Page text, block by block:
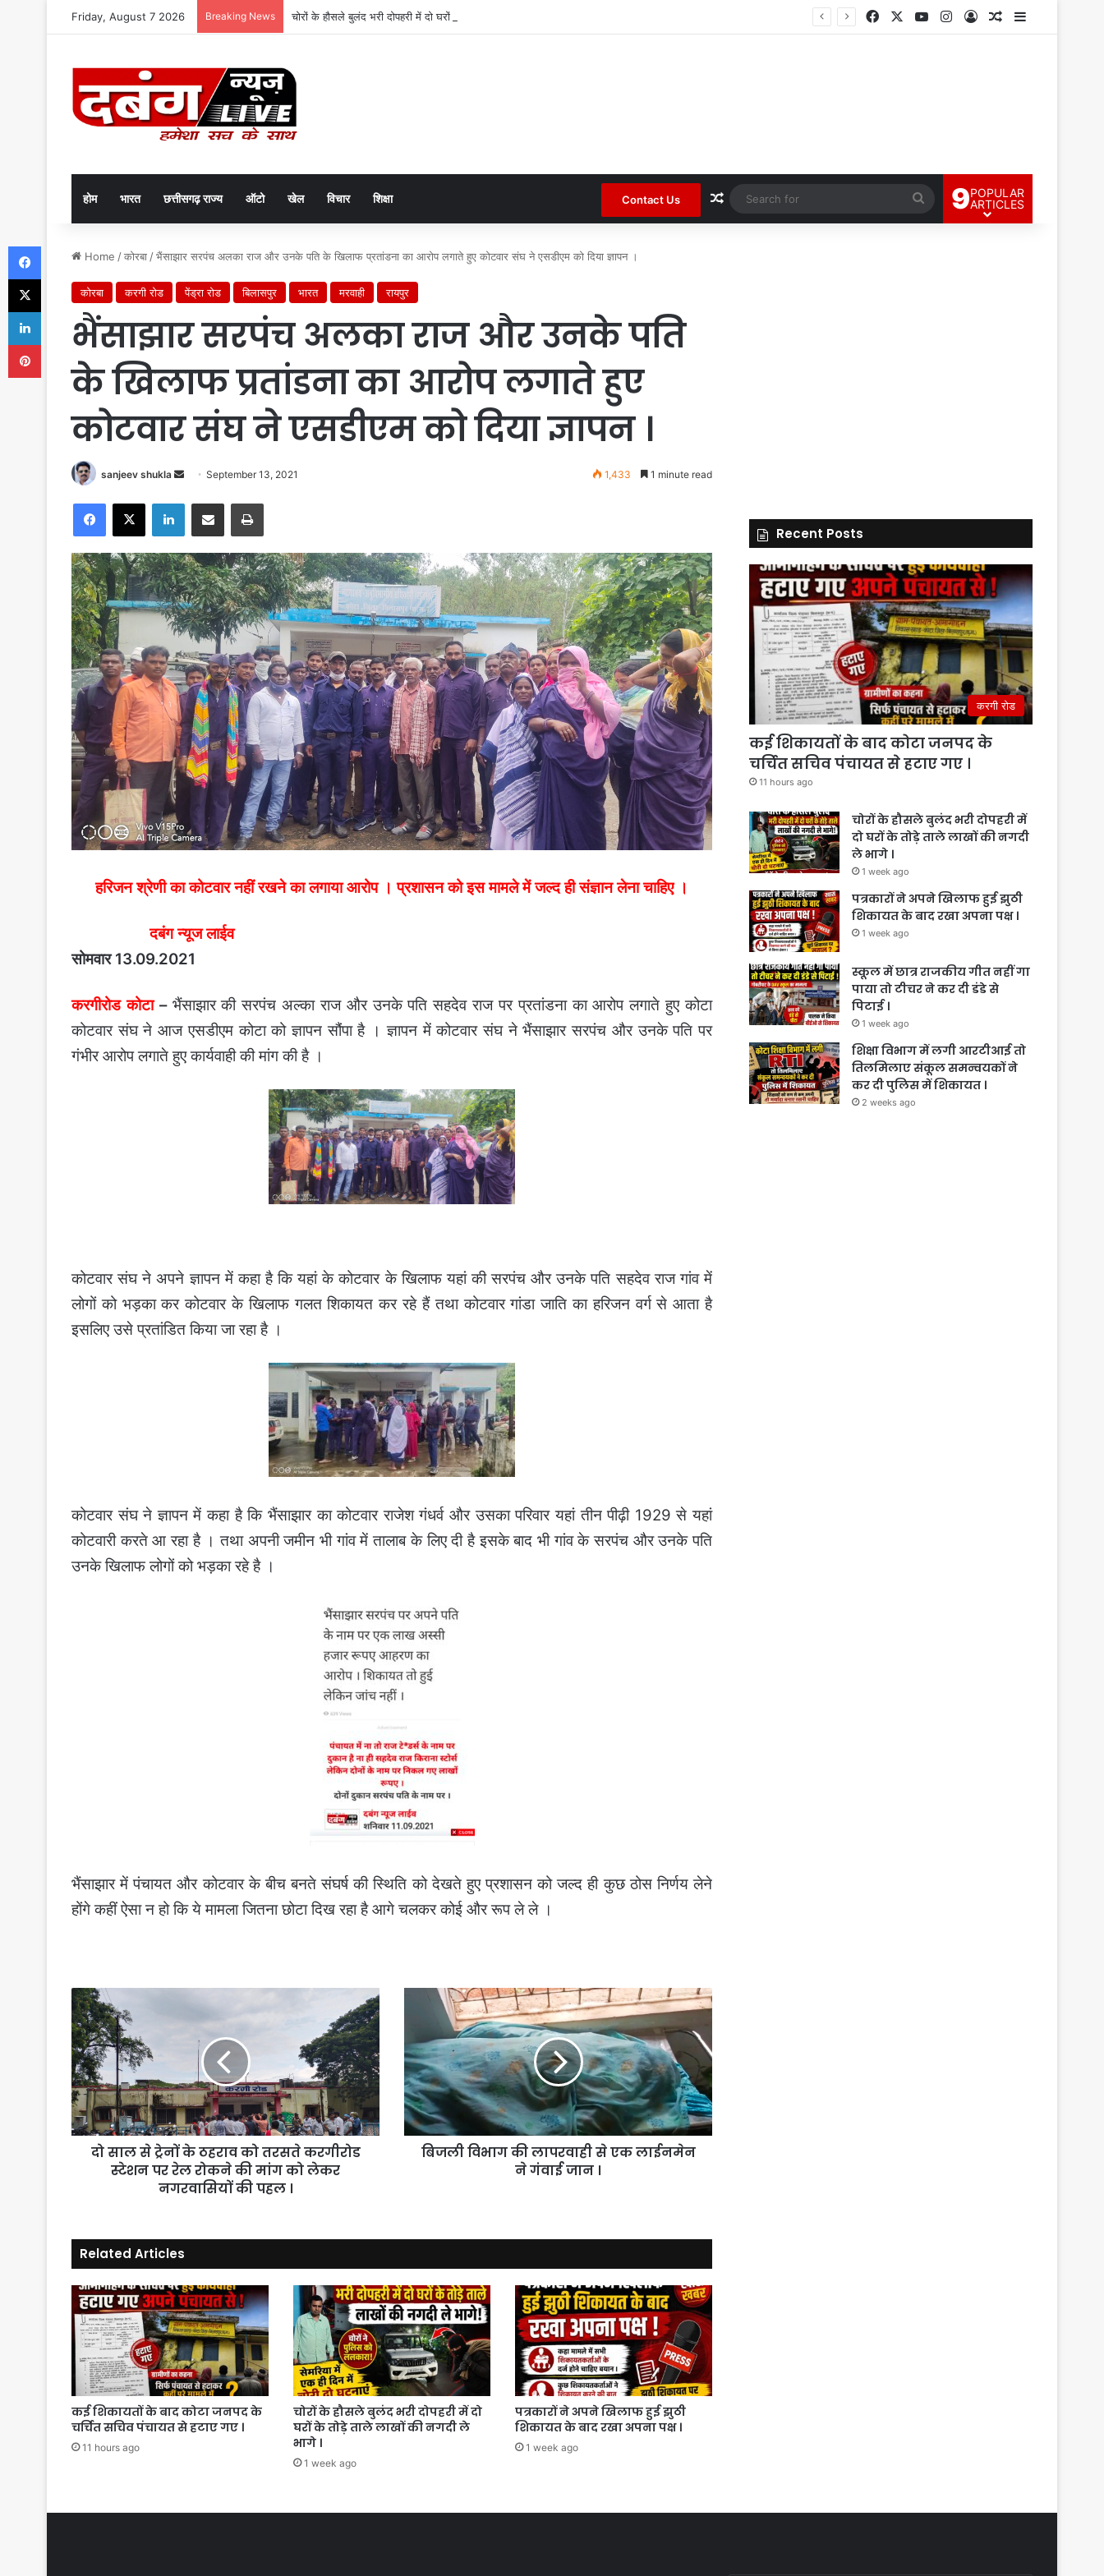
Friday, August 7 2026 Breaking News चोरों के हौसले बुलंद भरी दोपहरी में दो घरों के तोड़े ताले लाखों की नगदी ले भागे । FacebookYouTubeInstagram
Log InRandom Article
Sidebar
होम भारत छत्तीसगढ़ राज्य ऑटो खेल विचार शिक्षा Contact Us Random Article
Search
for
9POPULAR
ARTICLES
Home /कोरबा /भैंसाझार सरपंच अलका राज और उनके पति के खिलाफ प्रतांडना का आरोप लगाते हुए कोटवार संघ ने एसडीएम को दिया ज्ञापन ।
कोरबा करगी रोड पेंड्रा रोड बिलासपुर भारत मरवाही रायपुर
भैंसाझार सरपंच अलका राज और उनके पति
के खिलाफ प्रतांडना का आरोप लगाते हुए
कोटवार संघ ने एसडीएम को दिया ज्ञापन ।
sanjeev shukla
Send
email
September 13, 2021 1,433 1 minute read
Facebook
X LinkedInShare via Email Print
हरिजन श्रेणी का कोटवार नहीं रखने का लगाया आरोप । प्रशासन को इस मामले में जल्द ही संज्ञान लेना चाहिए ।
दबंग न्यूज लाईव
सोमवार 13.09.2021
करगीरोड कोटा–भैंसाझार की सरपंच अल्का राज और उनके पति सहदेव राज पर प्रतांडना का आरोप लगाते हुए कोटा
कोटवार संघ ने आज एसडीएम कोटा को ज्ञापन सौंपा है । ज्ञापन में कोटवार संघ ने भैंसाझार सरपंच और उनके पति पर
गंभीर आरोप लगाते हुए कार्यवाही की मांग की है ।
कोटवार संघ ने अपने ज्ञापन में कहा है कि यहां के कोटवार के खिलाफ यहां की सरपंच और उनके पति सहदेव राज गांव में
लोगों को भड़का कर कोटवार के खिलाफ गलत शिकायत कर रहे हैं तथा कोटवार गांडा जाति का हरिजन वर्ग से आता है
इसलिए उसे प्रतांडित किया जा रहा है ।
कोटवार संघ ने ज्ञापन में कहा है कि भैंसाझार का कोटवार राजेश गंधर्व और उसका परिवार यहां तीन पीढ़ी 1929 से यहां
कोटवारी करते आ रहा है । तथा अपनी जमीन भी गांव में तालाब के लिए दी है इसके बाद भी गांव के सरपंच और उनके पति
उनके खिलाफ लोगों को भड़का रहे है ।
भैंसाझार में पंचायत और कोटवार के बीच बनते संघर्ष की स्थिति को देखते हुए प्रशासन को जल्द ही कुछ ठोस निर्णय लेने
होंगे कहीं ऐसा न हो कि ये मामला जितना छोटा दिख रहा है आगे चलकर कोई और रूप ले ले ।
दो
साल
से
ट्रेनों
के
ठहराव
को
तरसते
करगीरोड
स्टेशन
मांग
को
लेकर
नगरवासियों
की
पहल
।
दो साल से ट्रेनों के ठहराव को तरसते करगीरोड
स्टेशन पर रेल रोकने की मांग को लेकर
नगरवासियों की पहल ।
लापरवाही
से
एक
लाईनमेन
ने
गंवाई
बिजली विभाग की लापरवाही से एक लाईनमेन
ने गंवाई जान ।
Related Articles
कई शिकायतों के बाद कोटा जनपद के
चर्चित सचिव पंचायत से हटाए गए ।
11 hours ago
चोरों के हौसले बुलंद भरी दोपहरी में दो
घरों के तोड़े ताले लाखों की नगदी ले
भागे ।
1 week ago
पत्रकारों ने अपने खिलाफ हुई झुठी
शिकायत के बाद रखा अपना पक्ष ।
1 week ago
Recent Posts
करगी रोड
कई शिकायतों के बाद कोटा जनपद के
चर्चित सचिव पंचायत से हटाए गए ।
11 hours ago
चोरों के हौसले बुलंद भरी दोपहरी में
दो घरों के तोड़े ताले लाखों की नगदी
ले भागे ।
1 week ago
पत्रकारों ने अपने खिलाफ हुई झुठी
शिकायत के बाद रखा अपना पक्ष ।
1 week ago
स्कूल में छात्र राजकीय गीत नहीं गा
पाया तो टीचर ने कर दी डंडे से
पिटाई ।
1 week ago
शिक्षा विभाग में लगी आरटीआई तो
तिलमिलाए संकूल समन्वयकों ने
कर दी पुलिस में शिकायत ।
2 weeks ago
Facebook
X
LinkedIn
Pinterest